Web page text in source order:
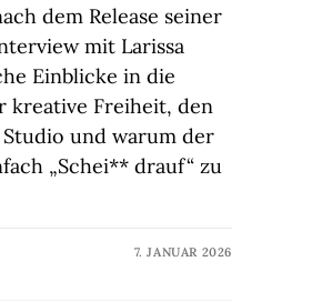
dem Release seiner
mit Larissa
Einblicke in die
kreative Freiheit, den
und warum der
„Schei** drauf“ zu
7. JANUAR 2026